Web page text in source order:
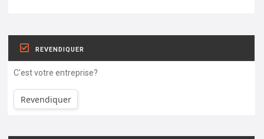
REVENDIQUER
C'est votre entreprise?
Revendiquer